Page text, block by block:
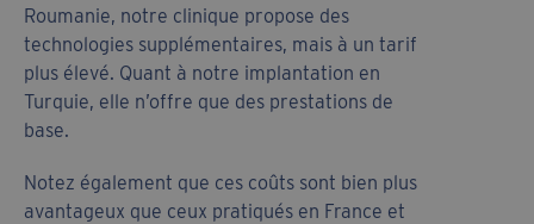
Roumanie, notre clinique propose des
technologies supplémentaires, mais à un tarif
plus élevé. Quant à notre implantation en
Turquie, elle n’offre que des prestations de
base.
Notez également que ces coûts sont bien plus
avantageux que ceux pratiqués en France et